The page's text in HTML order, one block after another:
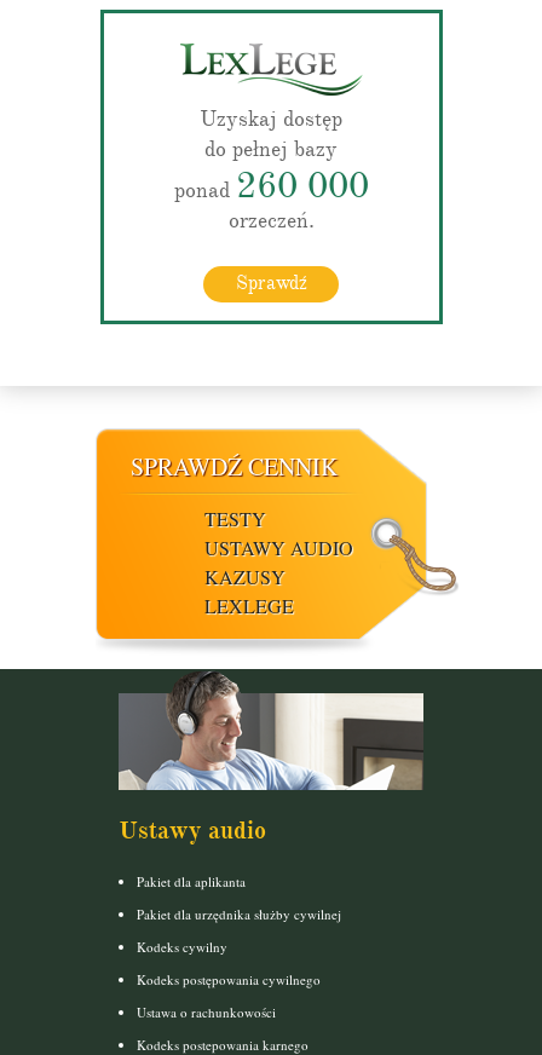
Uzyskaj dostęp
do pełnej bazy
ponad 260 000
orzeczeń.
Sprawdź
SPRAWDŹ CENNIK
TESTY
USTAWY AUDIO
KAZUSY
LEXLEGE
Ustawy audio
Pakiet dla aplikanta
Pakiet dla urzędnika służby cywilnej
Kodeks cywilny
Kodeks postępowania cywilnego
Ustawa o rachunkowości
Kodeks postepowania karnego